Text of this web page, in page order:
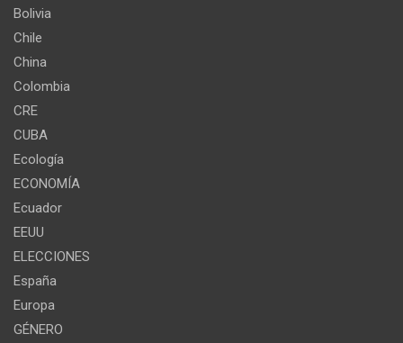
Bolivia
Chile
China
Colombia
CRE
CUBA
Ecología
ECONOMÍA
Ecuador
EEUU
ELECCIONES
España
Europa
GÉNERO